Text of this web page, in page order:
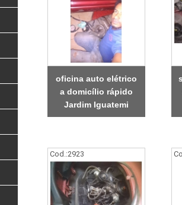
oficina auto elétrico
a domicílio rápido
Jardim Iguatemi
Cod.:2923